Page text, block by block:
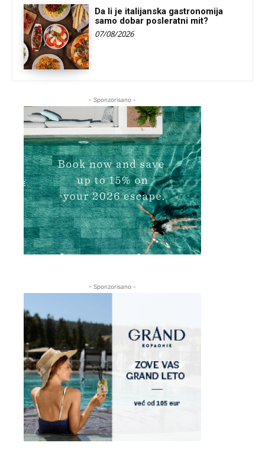
Da li je italijanska gastronomija
samo dobar posleratni mit?
07/08/2026
- Sponzorisano -
- Sponzorisano -